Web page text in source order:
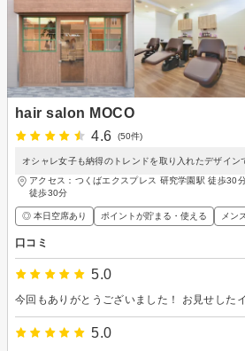
hair salon MOCO
4.6
(50件)
オシャレ女子も納得のトレンドを取り入れたデザイン
アクセス：つくばエクスプレス 研究学園駅 徒歩30
徒歩30分
◎ 本日空席あり ポイントが貯まる・使える メン
口コミ
5.0
5.0